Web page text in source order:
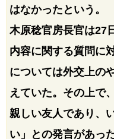
はなかったという。
木原稔官房長官は27
内容に関する質問に
については外交上の
えていた。その上で
親しい友人であり、
い」との発言があっ